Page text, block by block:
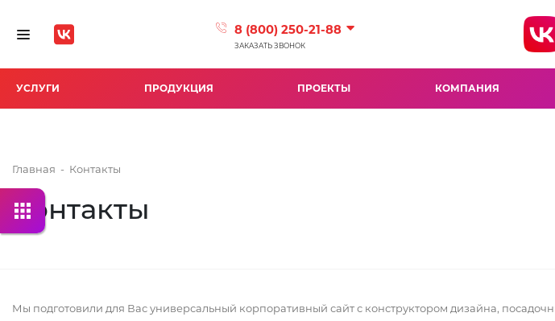
Toggle navigation 8 (800) 250-21-88
ЗАКАЗАТЬ ЗВОНОК
УСЛУГИ ПРОДУКЦИЯ ПРОЕКТЫ КОМПАНИЯ
Главная - Контакты
Контакты
Мы подготовили для Вас универсальный корпоративный сайт с конструктором дизайна,